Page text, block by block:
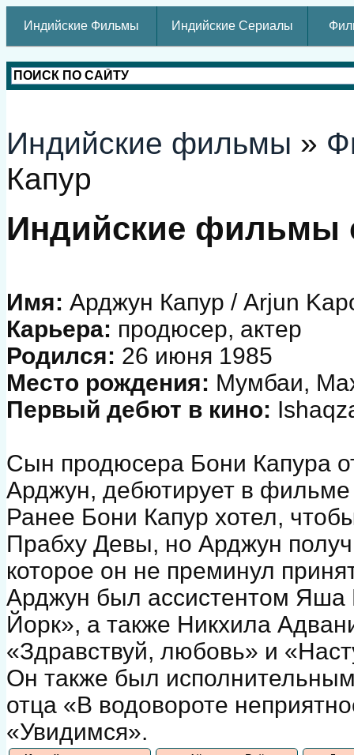
Индийские Фильмы Индийские Сериалы
Индийские фильмы »
Капур
Индийские фильмы
Имя: Арджун Капур / Arjun
Карьера: продюсер, актер
Родился: 26 июня 1985
Место рождения: Мумбаи,
Первый дебют в кино:
Сын продюсера Бони Капура
Арджун, дебютирует в
Ранее Бони Капур хотел,
Прабху Девы, но Арджун
которое он не преминул
Арджун был ассистентом
Йорк», а также Никхила
«Здравствуй, любовь» и
Он также был
отца «В водовороте
«Увидимся».